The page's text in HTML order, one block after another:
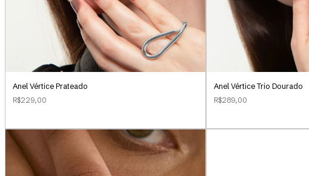
Anel Vértice Prateado
R$229,00
Anel Vértice Trio Dourado
R$289,00